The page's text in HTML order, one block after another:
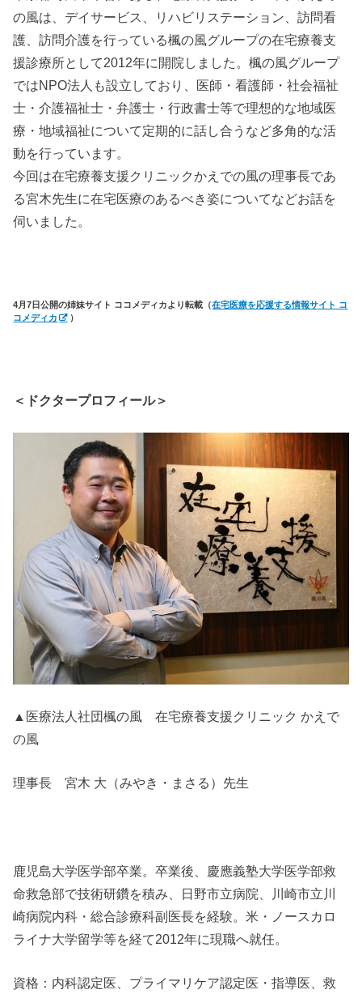
の風は、デイサービス、リハビリステーション、訪問看
護、訪問介護を行っている楓の風グループの在宅療養支
援診療所として2012年に開院しました。楓の風グループ
ではNPO法人も設立しており、医師・看護師・社会福祉
士・介護福祉士・弁護士・行政書士等で理想的な地域医
療・地域福祉について定期的に話し合うなど多角的な活
動を行っています。
今回は在宅療養支援クリニックかえでの風の理事長であ
る宮木先生に在宅医療のあるべき姿についてなどお話を
伺いました。
4月7日公開の姉妹サイト ココメディカより転載（在宅医療を応援する情報サイト コ
コメディカ
）
＜ドクタープロフィール＞
▲医療法人社団楓の風 在宅療養支援クリニック かえで
の風
理事長 宮木 大（みやき・まさる）先生
鹿児島大学医学部卒業。卒業後、慶應義塾大学医学部救
命救急部で技術研鑽を積み、日野市立病院、川崎市立川
崎病院内科・総合診療科副医長を経験。米・ノースカロ
ライナ大学留学等を経て2012年に現職へ就任。
資格：内科認定医、プライマリケア認定医・指導医、救